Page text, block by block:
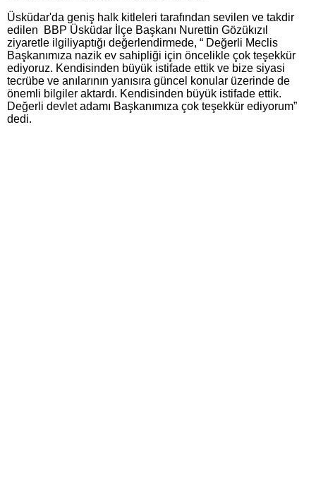
Üsküdar'da geniş halk kitleleri tarafından sevilen ve takdir
edilen BBP Üsküdar İlçe Başkanı Nurettin Gözükızıl
ziyaretle ilgiliyaptığı değerlendirmede, “ Değerli Meclis
Başkanımıza nazik ev sahipliği için öncelikle çok teşekkür
ediyoruz. Kendisinden büyük istifade ettik ve bize siyasi
tecrübe ve anılarının yanısıra güncel konular üzerinde de
önemli bilgiler aktardı. Kendisinden büyük istifade ettik.
Değerli devlet adamı Başkanımıza çok teşekkür ediyorum”
dedi.